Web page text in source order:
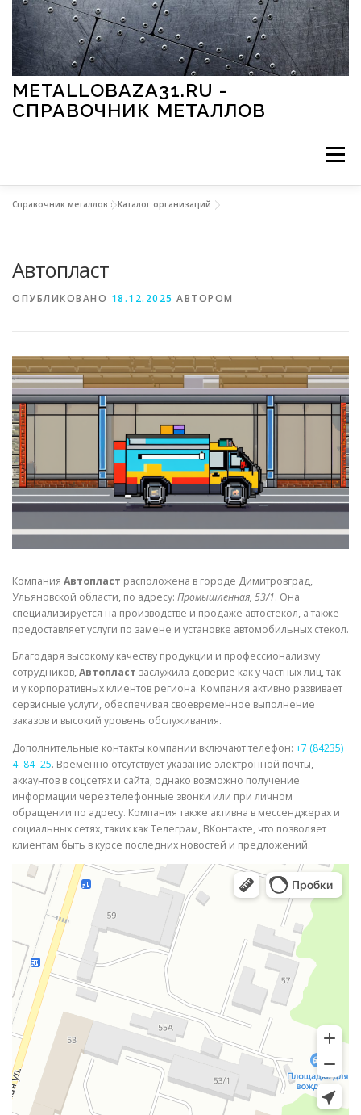
Перейти к содержимому
METALLOBAZA31.RU -
СПРАВОЧНИК МЕТАЛЛОВ
Меню
МЕТАЛЛЫ И ОКРУЖАЮЩАЯ СРЕДА
СВОЙСТВА МЕТАЛЛОВ СОРТА МЕТАЛЛОВ
Справочник металлов »Каталог организаций
Автопласт
ОПУБЛИКОВАНО 18.12.2025 АВТОРОМ
Компания Автопласт расположена в городе Димитровград,
Ульяновской области, по адресу: Промышленная, 53/1. Она
специализируется на производстве и продаже автостекол, а также
предоставляет услуги по замене и установке автомобильных стекол.
Благодаря высокому качеству продукции и профессионализму
сотрудников, Автопласт заслужила доверие как у частных лиц, так
и у корпоративных клиентов региона. Компания активно развивает
сервисные услуги, обеспечивая своевременное выполнение
заказов и высокий уровень обслуживания.
Дополнительные контакты компании включают телефон: +7 (84235)
4‒84‒25. Временно отсутствует указание электронной почты,
аккаунтов в соцсетях и сайта, однако возможно получение
информации через телефонные звонки или при личном
обращении по адресу. Компания также активна в мессенджерах и
социальных сетях, таких как Телеграм, ВКонтакте, что позволяет
клиентам быть в курсе последних новостей и предложений.